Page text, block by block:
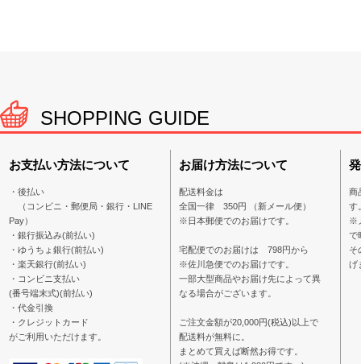
SHOPPING GUIDE
お支払い方法について
・後払い
（コンビニ・郵便局・銀行・LINE
Pay）
・銀行振込み(前払い)
・ゆうちょ銀行(前払い)
・楽天銀行(前払い)
・コンビニ支払い
(番号端末式)(前払い)
・代金引換
・クレジットカード
がご利用いただけます。
お届け方法について
配送料金は
全国一律 350円 （新メール便）
※日本郵便でのお届けです。
宅配便でのお届けは 798円から
※佐川急便でのお届けです。
一部大型商品やお届け先によって異
なる場合がございます。
ご注文金額が20,000円(税込)以上で
配送料が無料に。
まとめて買えば断然お得です。
商
す
※
で
そ
げ